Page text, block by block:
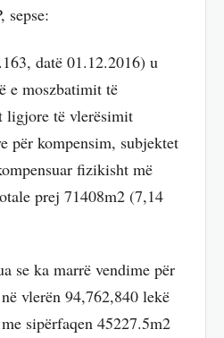
sepse:
datë 01.12.2016) u
e moszbatimit të
ligjore të vlerësimit
për kompensim, subjektet
fizikisht më
prej 71408m2 (7,14
se ka marrë vendime për
vlerën 94,762,840 lekë
sipërfaqen 45227.5m2